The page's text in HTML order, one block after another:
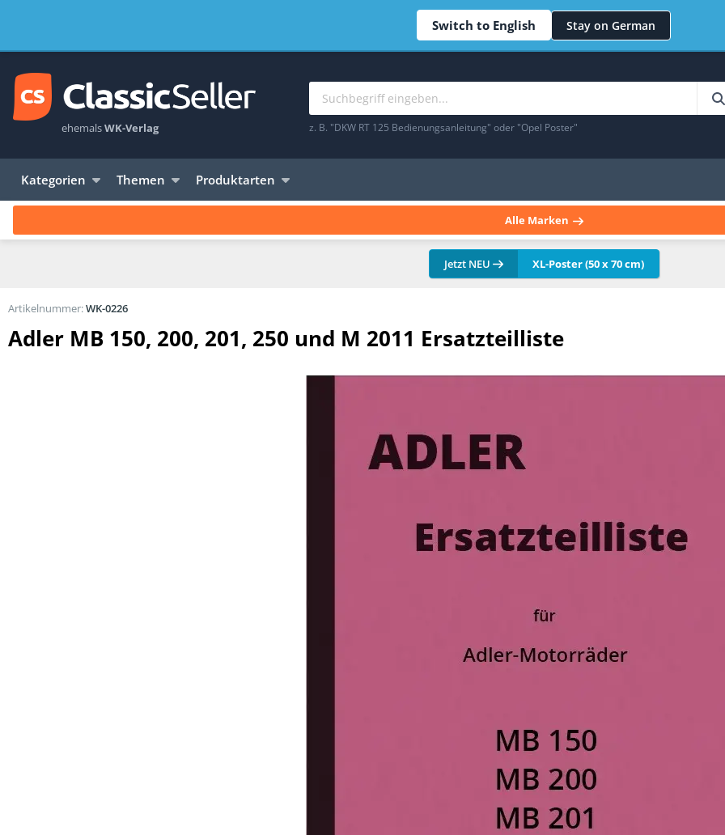
Switch to English Stay on German
ehemalsWK-Verlag z. B. "DKW RT 125 Bedienungsanleitung" oder "Opel Poster"
Kategorien Themen Produktarten
Alle Marken
Jetzt NEU XL-Poster (50 x 70 cm)
Adler MB 150, 200, 201, 250 und M 2011 Ersatzteilliste
Artikelnummer:WK-0226